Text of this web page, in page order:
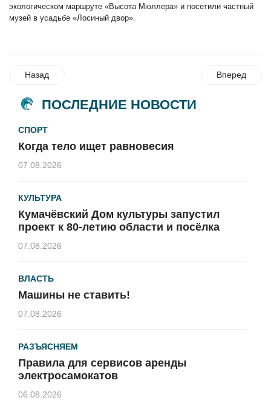
экологическом маршруте «Высота Мюллера» и посетили частный
музей в усадьбе «Лосиный двор».
Назад Вперед
ПОСЛЕДНИЕ НОВОСТИ
СПОРТ
Когда тело ищет равновесия
07.08.2026
КУЛЬТУРА
Кумачёвский Дом культуры запустил
проект к 80-летию области и посёлка
07.08.2026
ВЛАСТЬ
Машины не ставить!
07.08.2026
РАЗЪЯСНЯЕМ
Правила для сервисов аренды
электросамокатов
06.08.2026